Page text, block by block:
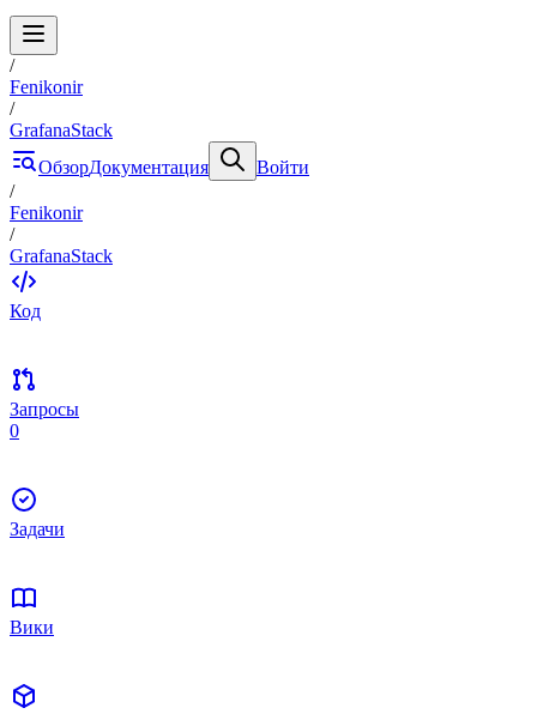
/
Fenikonir
/
GrafanaStack
ОбзорДокументация
Войти
/
Fenikonir
/
GrafanaStack
Код
Запросы
0
Задачи
Вики